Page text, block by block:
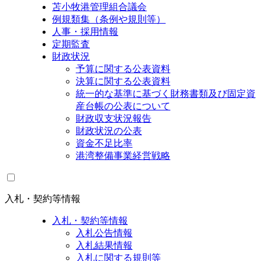
苫小牧港管理組合議会
例規類集（条例や規則等）
人事・採用情報
定期監査
財政状況
予算に関する公表資料
決算に関する公表資料
統一的な基準に基づく財務書類及び固定資
産台帳の公表について
財政収支状況報告
財政状況の公表
資金不足比率
港湾整備事業経営戦略
入札・契約等情報
入札・契約等情報
入札公告情報
入札結果情報
入札に関する規則等